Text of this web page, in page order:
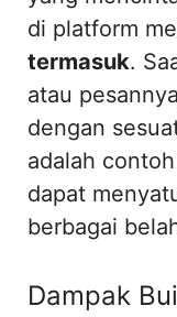
di platform
termasuk.
atau
dengan
adalah
dapat
berbagai
Dampak